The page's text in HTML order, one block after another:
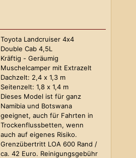
Toyota Landcruiser 4x4
Double Cab 4,5L
Kräftig - Geräumig
Muschelcamper mit Extrazelt
Dachzelt: 2,4 x 1,3 m
Seitenzelt: 1,8 x 1,4 m
Dieses Model ist für ganz
Namibia und Botswana
geeignet, auch für Fahrten in
Trockenflussbetten, wenn
auch auf eigenes Risiko.
Grenzübertritt LOA 600 Rand /
ca. 42 Euro. Reinigungsgebühr